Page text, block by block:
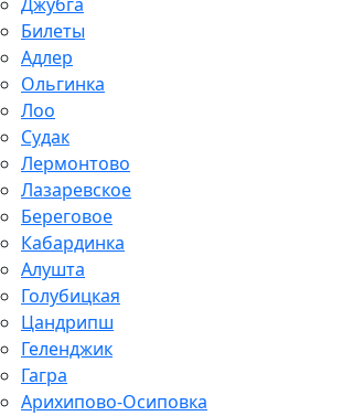
Билеты
Адлер
Ольгинка
Лоо
Судак
Лермонтово
Лазаревское
Береговое
Кабардинка
Алушта
Голубицкая
Цандрипш
Геленджик
Гагра
Арихипово-Осиповка